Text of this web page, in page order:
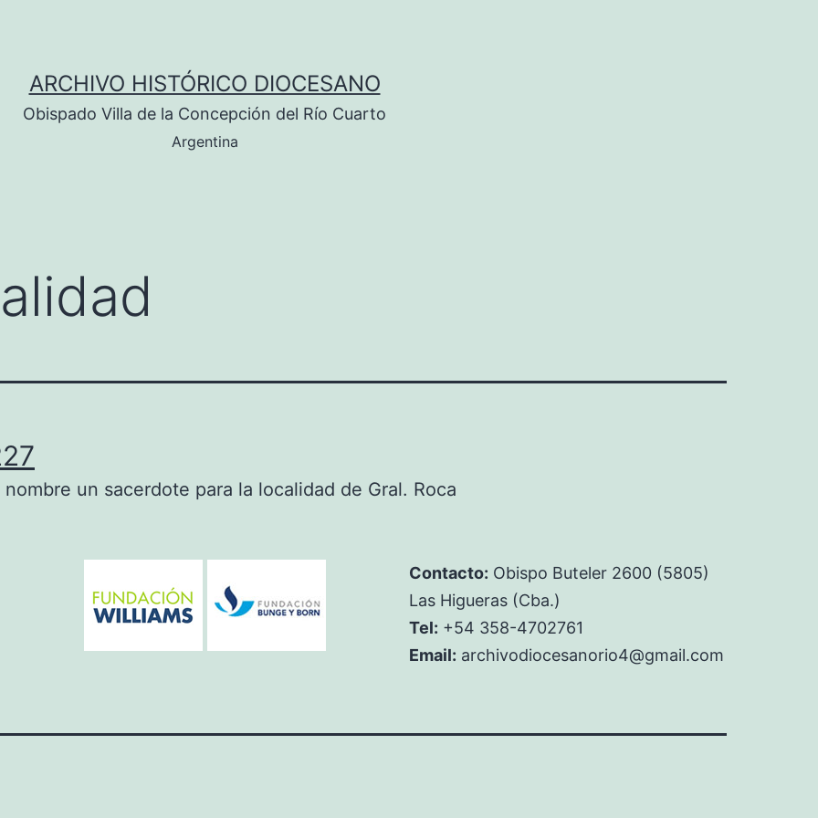
ARCHIVO HISTÓRICO DIOCESANO
Obispado Villa de la Concepción del Río Cuarto
Argentina
un sacerdote para la localidad de Gral. Roca
Contacto: Obispo Buteler 2600 (5805)
Las Higueras (Cba.)
Tel: +54 358-4702761
Email: archivodiocesanorio4@gmail.com